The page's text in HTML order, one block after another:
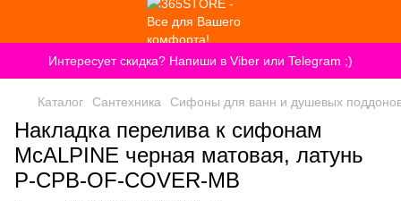
Интересует скидка? Напиши в Viber или Telegram ;)
Каталог Сантехника Сифоны для ванн и душевых
Накладка перелива к сифонам
McALPINE черная матовая, латунь
P-CPB-OF-COVER-MB